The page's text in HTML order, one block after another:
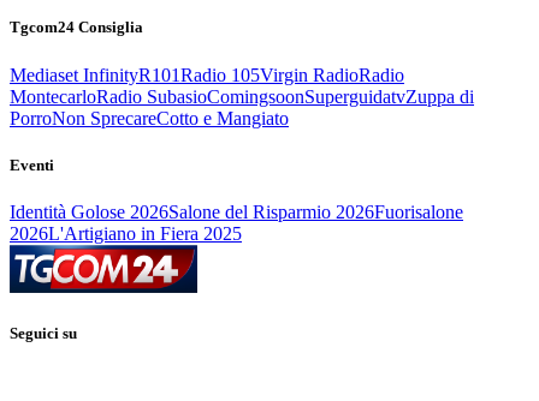
Tgcom24 Consiglia
Mediaset InfinityR101Radio 105Virgin RadioRadio
MontecarloRadio SubasioComingsoonSuperguidatvZuppa di
PorroNon SprecareCotto e Mangiato
Eventi
Identità Golose 2026Salone del Risparmio 2026Fuorisalone
2026L'Artigiano in Fiera 2025
Seguici su